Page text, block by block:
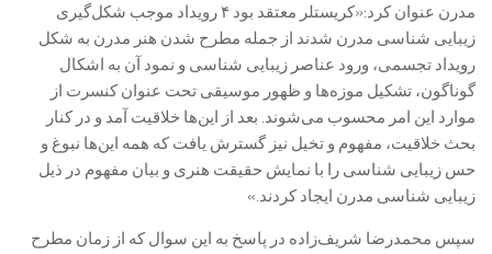
مدرن عنوان کرد:«کریستلر معتقد بود ۴ رویداد موجب شکل‌گیری
زیبایی شناسی مدرن شدند از جمله مطرح شدن هنر مدرن به شکل
رویداد تجسمی، ورود عناصر زیبایی شناسی و نمود آن به اشکال
گوناگون، تشکیل موزه‌ها و ظهور موسیقی تحت عنوان کنسرت از
موارد این امر محسوب می‌شوند. بعد از این‌ها خلاقیت آمد و در کنار
بحث خلاقیت، مفهوم و تخیل نیز گسترش یافت که همه این‌ها نبوغ و
حس زیبایی شناسی را با نمایش حقیقت هنری و بیان مفهوم در ذیل
زیبایی شناسی مدرن ایجاد کردند.»
سپس محمدرضا شریف‌زاده در پاسخ به این سوال که از زمان مطرح